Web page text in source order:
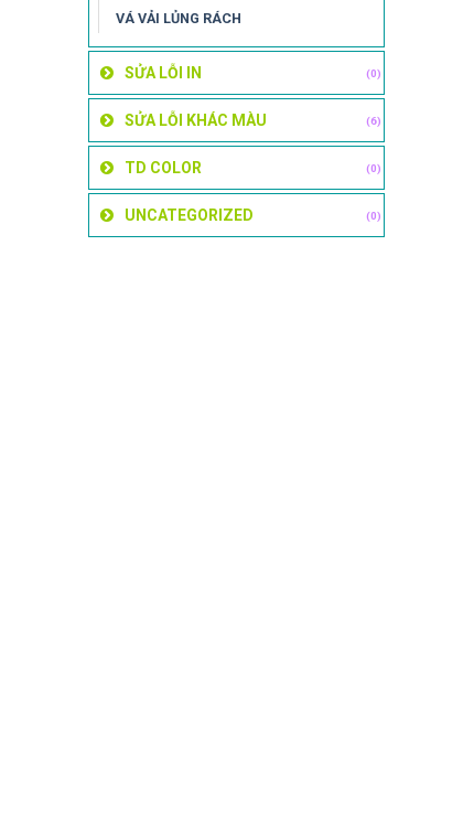
VÁ VẢI LỦNG RÁCH
SỬA LỖI IN (0)
SỬA LỖI KHÁC MÀU (6)
TD COLOR (0)
UNCATEGORIZED (0)